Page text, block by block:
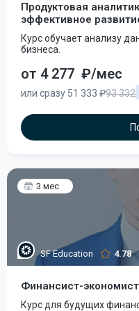
Продуктовая
эффективное
Курс обучает анализу
бизнеса.
от 4 277 ₽/мес
или сразу 51 333 ₽93 332
3 мес
SF Education 4.78
Финансист-экономист
Курс для будущих